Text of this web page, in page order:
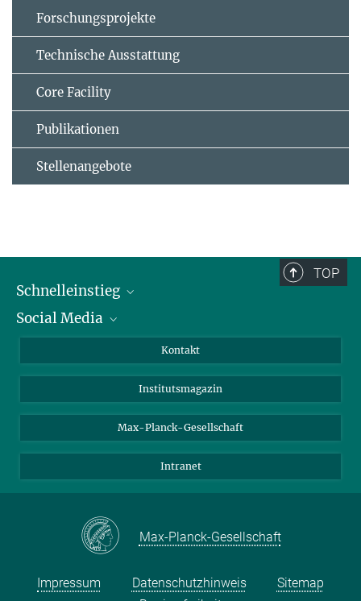
Forschungsprojekte
Technische Ausstattung
Core Facility
Publikationen
Stellenangebote
TOP
Schnelleinstieg
Alumni
Fördernde
Schulen
Studierende
Social Media
Bluesky
Facebook
YouTube
Kontakt
Institutsmagazin
Max-Planck-Gesellschaft
Intranet
Max-Planck-Gesellschaft
Impressum Datenschutzhinweis
Sitemap